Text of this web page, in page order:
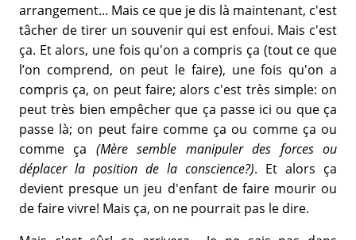
arrangement... Mais ce que je dis là maintenant, c'est
tâcher de tirer un souvenir qui est enfoui. Mais c'est
ça. Et alors, une fois qu'on a compris ça (tout ce que
l’on comprend, on peut le faire), une fois qu'on a
compris ça, on peut faire; alors c'est très simple: on
peut très bien empêcher que ça passe ici ou que ça
passe là; on peut faire comme ça ou comme ça ou
comme ça (Mère semble manipuler des forces ou
déplacer la position de la conscience?). Et alors ça
devient presque un jeu d'enfant de faire mourir ou
de faire vivre! Mais ça, on ne pourrait pas le dire.